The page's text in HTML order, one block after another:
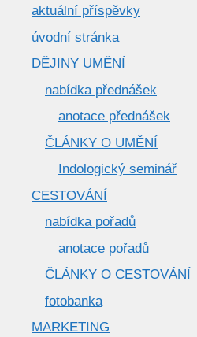
aktuální příspěvky
úvodní stránka
DĚJINY UMĚNÍ
nabídka přednášek
anotace přednášek
ČLÁNKY O UMĚNÍ
Indologický seminář
CESTOVÁNÍ
nabídka pořadů
anotace pořadů
ČLÁNKY O CESTOVÁNÍ
fotobanka
MARKETING